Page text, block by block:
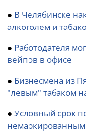
● В Челябинске
алкоголем и
● Работодателя
вейпов в офисе
● Бизнесмена из
"левым" табаком
● Условный срок
немаркированным